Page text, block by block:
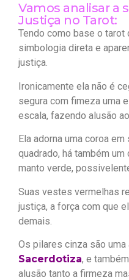
Vamos analisar a
Justiça no Tarot:
Tendo como base o tarot
simbologia direta e
justiça.
Ironicamente ela não é
segura com fimeza uma
escala, fazendo alusão
Ela adorna uma coroa
quadrado, há também
manto verde,
Suas vestes vermelhas
justiça, a força com que
demais.
Os pilares cinza são uma
Sacerdotiza, e
alusão tanto a firmeza